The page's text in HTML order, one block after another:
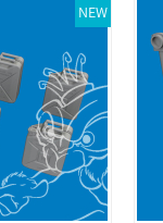
NEW